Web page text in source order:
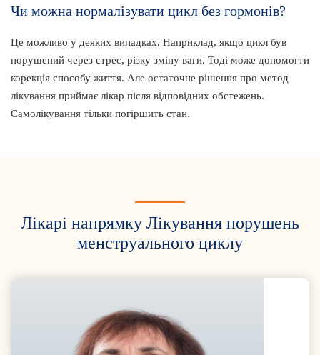
Чи можна нормалізувати цикл без гормонів?
Це можливо у деяких випадках. Наприклад, якщо цикл був
порушений через стрес, різку зміну ваги. Тоді може допомогти
корекція способу життя. Але остаточне рішення про метод
лікування приймає лікар після відповідних обстежень.
Самолікування тільки погіршить стан.
Лікарі напрямку Лікування порушень
менструального циклу